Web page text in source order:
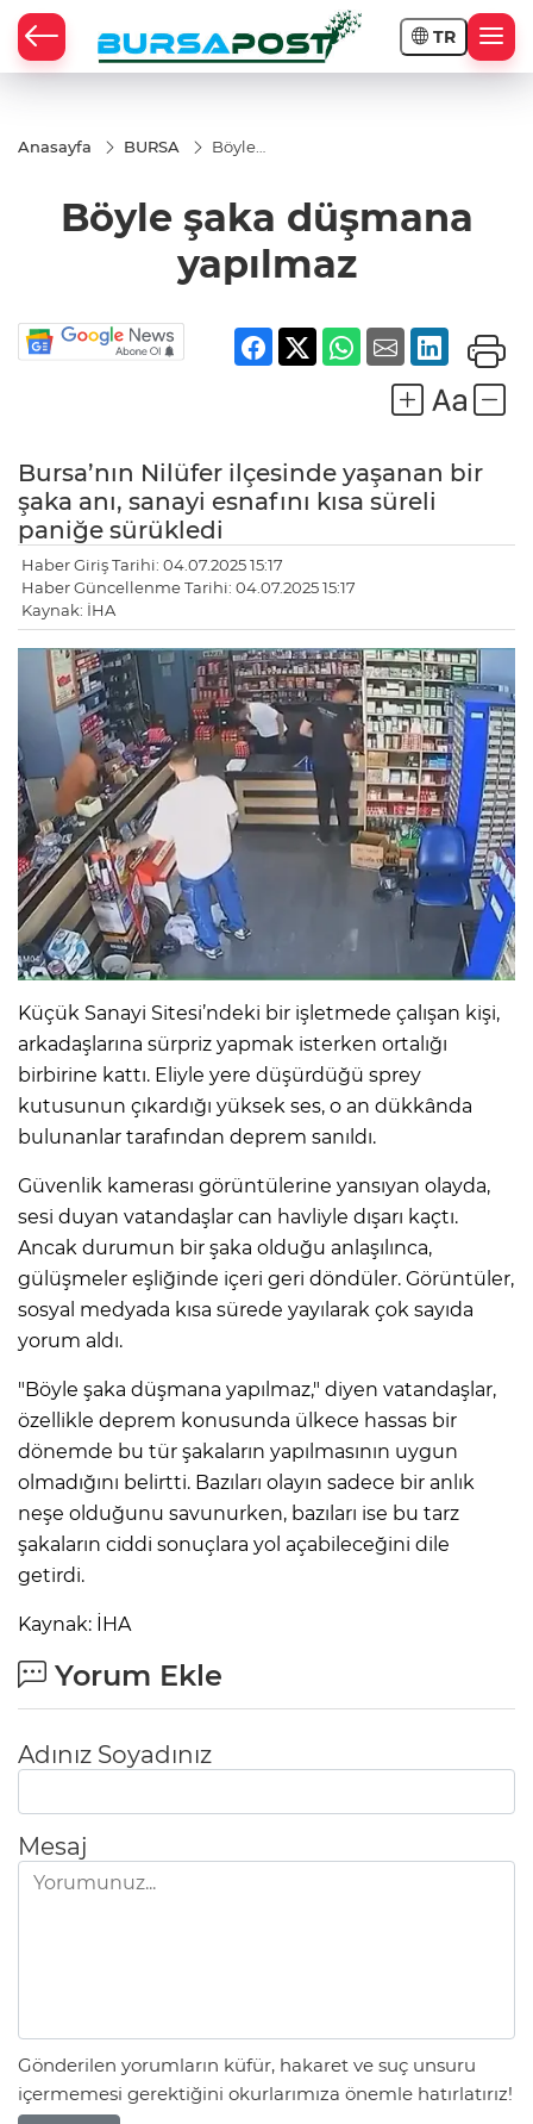
TR
Anasayfa BURSA
Böyle
yapılmaz
Böyle şaka düşmana
yapılmaz
Bursa’nın Nilüfer ilçesinde yaşanan bir
şaka anı, sanayi esnafını kısa süreli
paniğe sürükledi
Haber Giriş Tarihi: 04.07.2025 15:17
Haber Güncellenme Tarihi: 04.07.2025 15:17
Kaynak: İHA
Küçük Sanayi Sitesi’ndeki bir işletmede çalışan kişi,
arkadaşlarına sürpriz yapmak isterken ortalığı
birbirine kattı. Eliyle yere düşürdüğü sprey
kutusunun çıkardığı yüksek ses, o an dükkânda
bulunanlar tarafından deprem sanıldı.
Güvenlik kamerası görüntülerine yansıyan olayda,
sesi duyan vatandaşlar can havliyle dışarı kaçtı.
Ancak durumun bir şaka olduğu anlaşılınca,
gülüşmeler eşliğinde içeri geri döndüler. Görüntüler,
sosyal medyada kısa sürede yayılarak çok sayıda
yorum aldı.
"Böyle şaka düşmana yapılmaz," diyen vatandaşlar,
özellikle deprem konusunda ülkece hassas bir
dönemde bu tür şakaların yapılmasının uygun
olmadığını belirtti. Bazıları olayın sadece bir anlık
neşe olduğunu savunurken, bazıları ise bu tarz
şakaların ciddi sonuçlara yol açabileceğini dile
getirdi.
Kaynak: İHA
Yorum Ekle
Adınız Soyadınız
Mesaj
Gönderilen yorumların küfür, hakaret ve suç unsuru
içermemesi gerektiğini okurlarımıza önemle hatırlatırız!